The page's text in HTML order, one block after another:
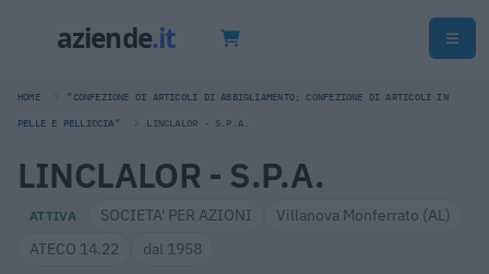
HOME "CONFEZIONE DI ARTICOLI DI ABBIGLIAMENTO; CONFEZIONE DI ARTICOLI IN
PELLE E PELLICCIA" LINCLALOR - S.P.A.
LINCLALOR - S.P.A.
ATTIVA SOCIETA' PER AZIONI
Villanova Monferrato (AL)
ATECO 14.22
dal 1958